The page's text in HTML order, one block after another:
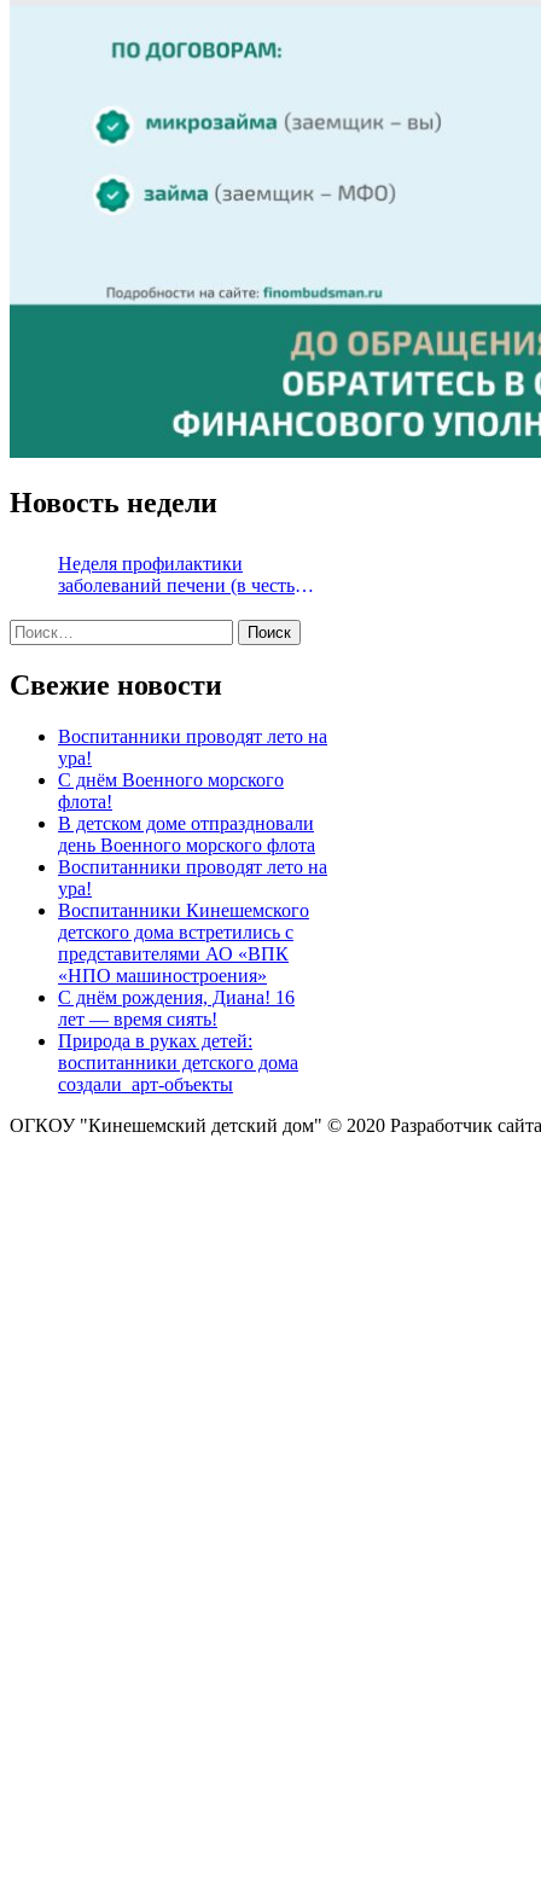
Новость недели
Неделя профилактики
заболеваний печени (в честь
Найти:
Свежие новости
Воспитанники проводят лето на
ура!
С днём Военного морского
флота!
В детском доме отпраздновали
день Военного морского флота
Воспитанники проводят лето на
ура!
Воспитанники Кинешемского
детского дома встретились с
представителями АО «ВПК
«НПО машиностроения»
С днём рождения, Диана! 16
лет — время сиять!
Природа в руках детей:
воспитанники детского дома
создали арт-объекты
ОГКОУ "Кинешемский детский дом" © 2020 Разработчик